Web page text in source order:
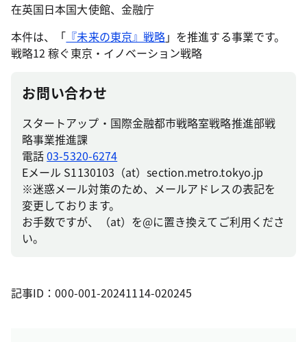
在英国日本国大使館、金融庁
本件は、「 『未来の東京』戦略」を推進する事業です。
戦略12 稼ぐ東京・イノベーション戦略
お問い合わせ
スタートアップ・国際金融都市戦略室戦略推進部戦
略事業推進課
電話03-5320-6274
Eメール S1130103（at）section.metro.tokyo.jp
※迷惑メール対策のため、メールアドレスの表記を
変更しております。
お手数ですが、（at）を@に置き換えてご利用くださ
い。
記事ID：000-001-20241114-020245